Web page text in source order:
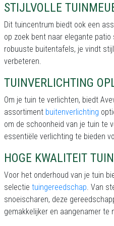
STIJLVOLLE
Dit tuincentrum biedt ook een
op zoek bent naar elegante
robuuste buitentafels, je vindt
verbeteren.
TUINVERLICHTING
Om je tuin te verlichten, biedt
assortiment buitenverlichting
om de schoonheid van je tuin te
essentiële verlichting te bieden
HOGE KWALITEIT
Voor het onderhoud van je tuin
selectie tuingereedschap. Van
snoeischaren, deze
gemakkelijker en aangenamer te